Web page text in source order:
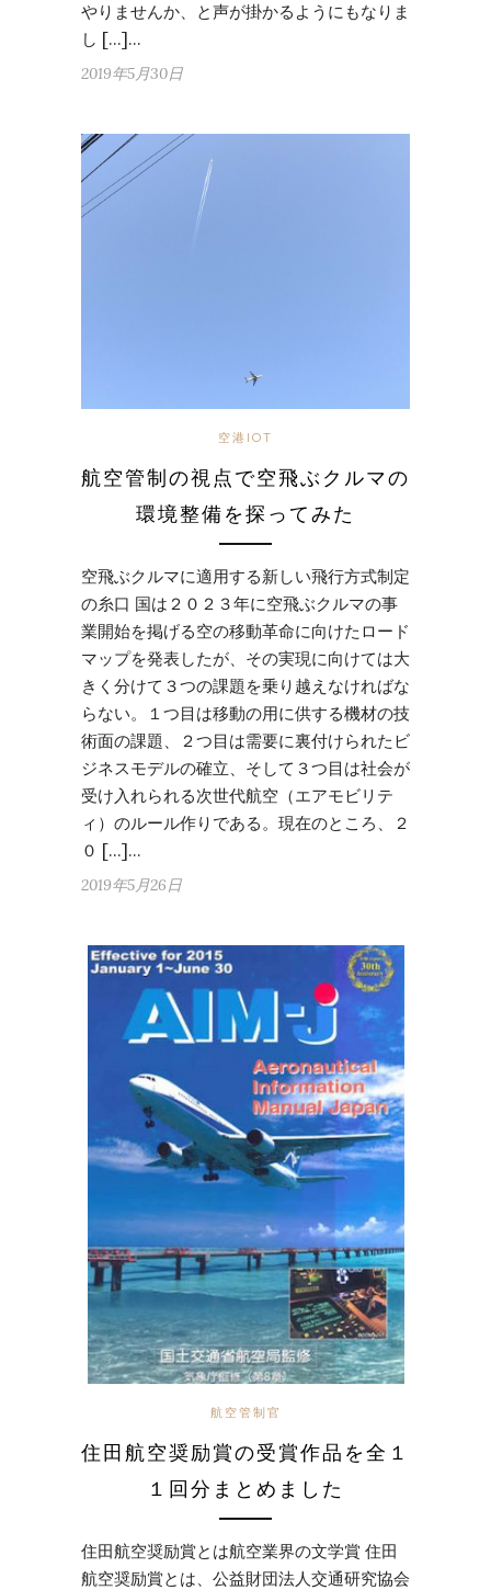
やりませんか、と声が掛かるようにもなりま
し […]…
2019年5月30日
空港IOT
航空管制の視点で空飛ぶクルマの
環境整備を探ってみた
空飛ぶクルマに適用する新しい飛行方式制定
の糸口 国は２０２３年に空飛ぶクルマの事
業開始を掲げる空の移動革命に向けたロード
マップを発表したが、その実現に向けては大
きく分けて３つの課題を乗り越えなければな
らない。１つ目は移動の用に供する機材の技
術面の課題、２つ目は需要に裏付けられたビ
ジネスモデルの確立、そして３つ目は社会が
受け入れられる次世代航空（エアモビリテ
ィ）のルール作りである。現在のところ、２
０ […]…
2019年5月26日
航空管制官
住田航空奨励賞の受賞作品を全１
１回分まとめました
住田航空奨励賞とは航空業界の文学賞 住田
航空奨励賞とは、公益財団法人交通研究協会